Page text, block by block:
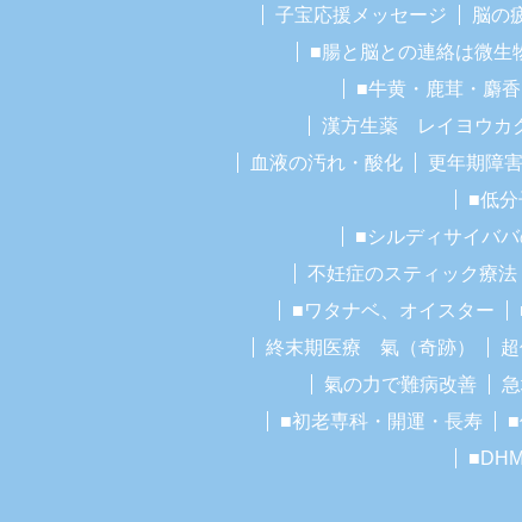
子宝応援メッセージ
脳の
■腸と脳との連絡は微生
■牛黄・鹿茸・麝
漢方生薬 レイヨウカ
血液の汚れ・酸化
更年期障
■低
■シルディサイバ
不妊症のスティック療法
■ワタナベ、オイスター
終末期医療 氣（奇跡）
氣の力で難病改善
■初老専科・開運・長寿